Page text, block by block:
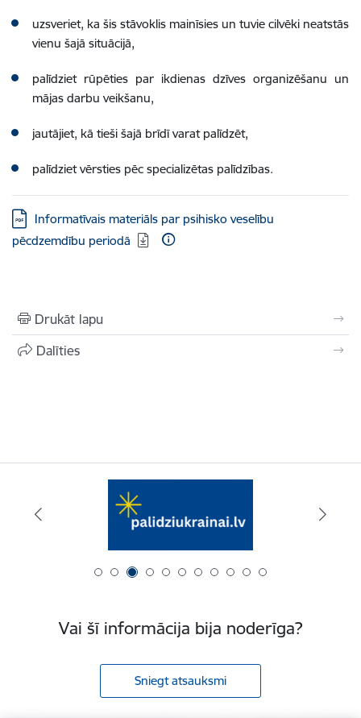
uzsveriet, ka šis stāvoklis mainīsies un tuvie cilvēki neatstās
vienu šajā situācijā,
palīdziet rūpēties par ikdienas dzīves organizēšanu un
mājas darbu veikšanu,
jautājiet, kā tieši šajā brīdī varat palīdzēt,
palīdziet vērsties pēc specializētas palīdzības.
Lejupielādēt:
Informatīvais materiāls par psihisko veselību
pēcdzemdību periodā
Drukāt lapu
Dalīties
Vai šī informācija bija noderīga?
Sniegt atsauksmi